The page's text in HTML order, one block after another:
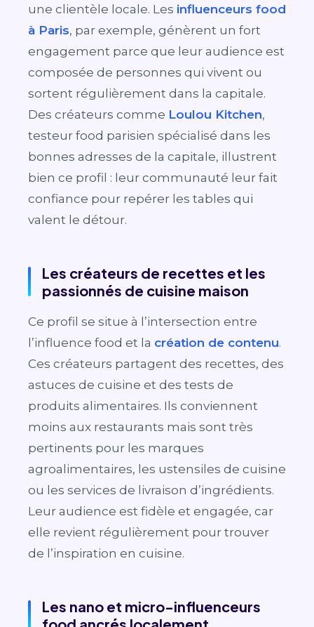
une clientèle locale. Les influenceurs food
à Paris, par exemple, génèrent un fort
engagement parce que leur audience est
composée de personnes qui vivent ou
sortent régulièrement dans la capitale.
Des créateurs comme Loulou Kitchen,
testeur food parisien spécialisé dans les
bonnes adresses de la capitale, illustrent
bien ce profil : leur communauté leur fait
confiance pour repérer les tables qui
valent le détour.
Les créateurs de recettes et les
passionnés de cuisine maison
Ce profil se situe à l’intersection entre
l’influence food et la création de contenu.
Ces créateurs partagent des recettes, des
astuces de cuisine et des tests de
produits alimentaires. Ils conviennent
moins aux restaurants mais sont très
pertinents pour les marques
agroalimentaires, les ustensiles de cuisine
ou les services de livraison d’ingrédients.
Leur audience est fidèle et engagée, car
elle revient régulièrement pour trouver
de l’inspiration en cuisine.
Les nano et micro-influenceurs